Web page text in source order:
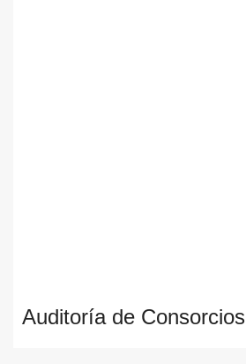
Auditoría de Consorcios